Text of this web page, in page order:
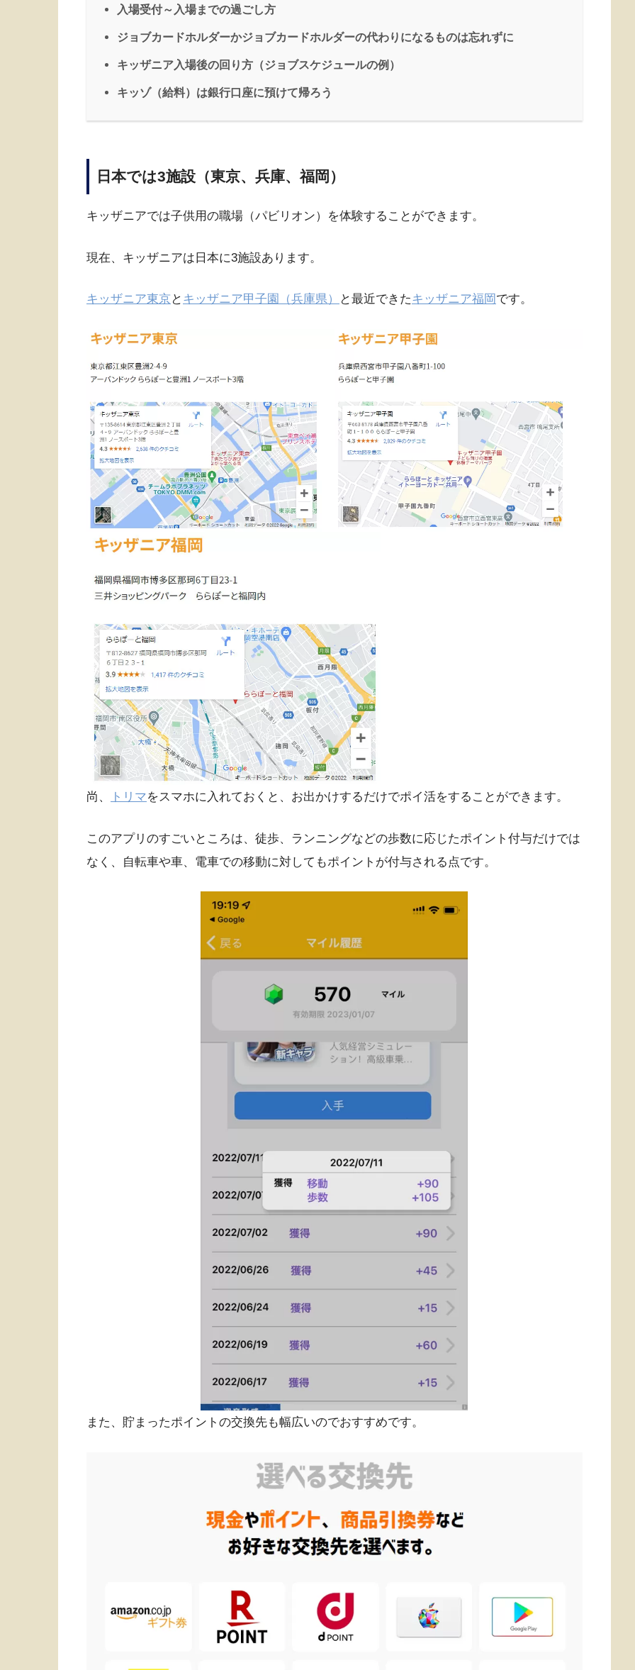
入場受付～入場までの過ごし方
ジョブカードホルダーかジョブカードホルダーの代わりになるものは忘れずに
キッザニア入場後の回り方（ジョブスケジュールの例）
キッゾ（給料）は銀行口座に預けて帰ろう
日本では3施設（東京、兵庫、福岡）
キッザニアでは子供用の職場（パビリオン）を体験することができます。
現在、キッザニアは日本に3施設あります。
キッザニア東京 と キッザニア甲子園（兵庫県） と最近できたキッザニア福岡 です。
尚、 トリマをスマホに入れておくと、お出かけするだけでポイ活をすることができます。
このアプリのすごいところは、徒歩、ランニングなどの歩数に応じたポイント付与だけでは
なく、自転車や車、電車での移動に対してもポイントが付与される点です。
また、貯まったポイントの交換先も幅広いのでおすすめです。